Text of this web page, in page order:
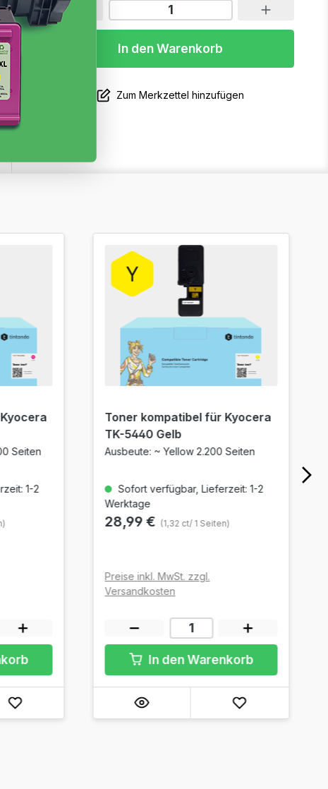
In den Warenkorb
Zum Merkzettel hinzufügen
Seiten
1-2
Toner kompatibel für Kyocera
TK-5440 Gelb
Ausbeute: ~ Yellow 2.200 Seiten
Sofort verfügbar, Lieferzeit: 1-2
Werktage
28,99 € (1,32 ct/ 1 Seiten)
Preise inkl. MwSt. zzgl.
Versandkosten
In den Warenkorb